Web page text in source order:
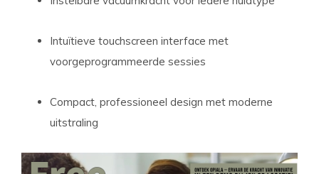
Intuïtieve touchscreen interface met
voorgeprogrammeerde sessies
Compact, professioneel design met moderne
uitstraling